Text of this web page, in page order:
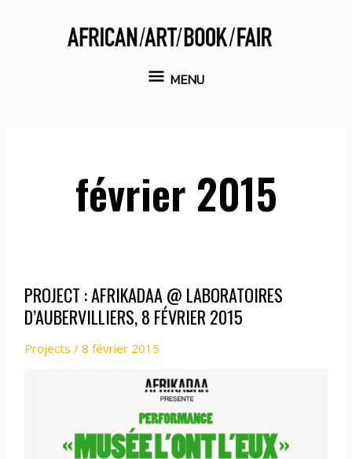
MENU
MENU
février 2015
PROJECT : AFRIKADAA @ LABORATOIRES
D’AUBERVILLIERS, 8 FÉVRIER 2015
Projects / 8 février 2015